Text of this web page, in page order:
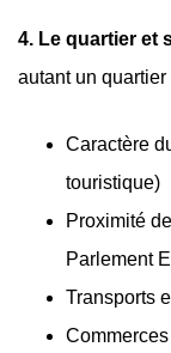
4. Le quartier et
autant un quartier
Caractère
touristique)
Proximité
Parlement
Transports